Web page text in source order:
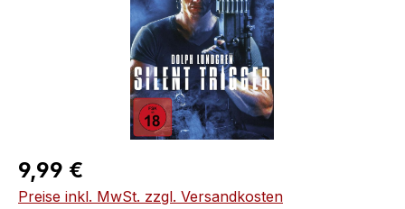
Regulärer Preis:
9,99 €
Preise inkl. MwSt. zzgl. Versandkosten